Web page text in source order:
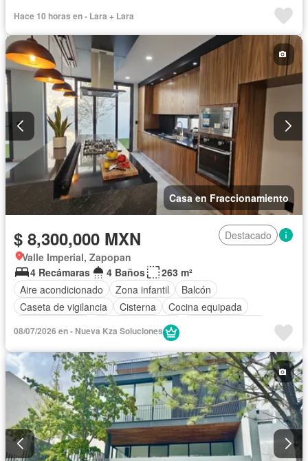
Hace 10 horas en - Lara + Lara
Casa en Fraccionamiento
$ 8,300,000 MXN
Destacado
Valle Imperial, Zapopan
4 Recámaras
4 Baños
263 m²
Aire acondicionado
Zona infantil
Balcón
Caseta de vigilancia
Cisterna
Cocina equipada
Cuarto de servicio
Terraza
Sin amueblar
08/07/2026 en - Nueva Kza Soluciones